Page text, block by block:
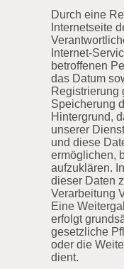
Durch eine
Internetseite
Internet-
betroffenen
das Datum
Registrierung
Speicherung
Hintergrund,
unserer
und diese
ermöglichen,
aufzuklären.
dieser Daten
Verarbeitung
Eine
erfolgt
gesetzliche
oder die
dient.